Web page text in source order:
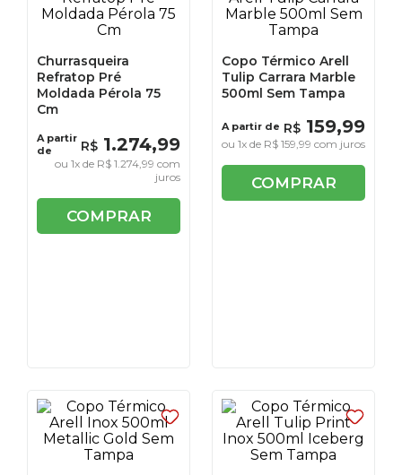
Churrasqueira
Refratop Pré
Moldada Pérola 75
Cm
A partir
de
R$ 1.274,99
ou1x de R$ 1.274,99 com
juros
COMPRAR
Copo Térmico Arell
Tulip Carrara Marble
500ml Sem Tampa
A partir de R$ 159,99
ou1x de R$ 159,99 com juros
COMPRAR